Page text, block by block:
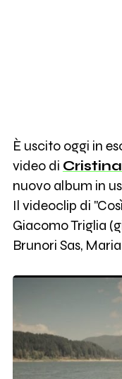
È uscito oggi in
video di
nuovo album in
Il videoclip di
Giacomo Triglia
Brunori Sas,